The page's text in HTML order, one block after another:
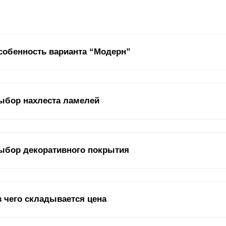
варианта “Модерн”
Жалюзи «Модерн» характеризуется таким внешним видом, при
как с улицы, так и с внутренней стороны. Можно сказать, что
нахлеста ламелей
описания других вариантов вы уже имели возможность
ламелейопределяет две основных особенности
декоративного покрытия
из важнейших характеристик забора – декоративное покрытие
оно играет роль не только декоративного компонента, но и
чего складывается цена